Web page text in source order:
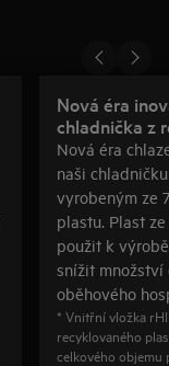
Nová éra
chladnička z
Nová éra
naši
vyrobeným ze
plastu. Plast
použit k
snížit
oběhového
* Vnitřní vložka
recyklovaného
celkového objemu